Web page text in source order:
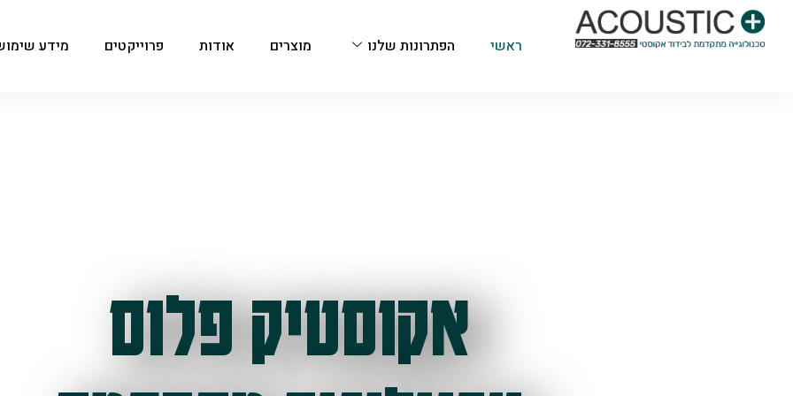
ראשי הפתרונות שלנו מוצרים אודות פרוייקטים מידע
אקוסטיק פלוס